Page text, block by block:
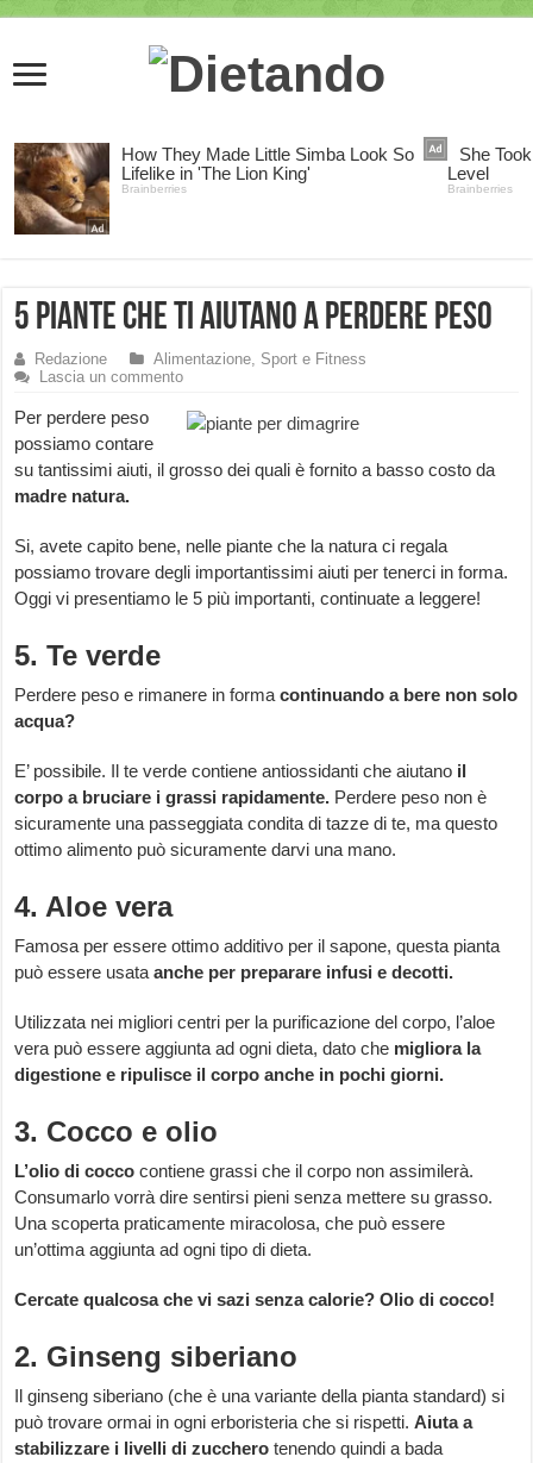
5 piante che ti aiutano a perdere peso
Redazione
Alimentazione, Sport e Fitness
Lascia un commento
Per perdere peso
possiamo contare
su tantissimi aiuti, il grosso dei quali è fornito a basso costo da
madre natura.
Si, avete capito bene, nelle piante che la natura ci regala
possiamo trovare degli importantissimi aiuti per tenerci in forma.
Oggi vi presentiamo le 5 più importanti, continuate a leggere!
5. Te verde
Perdere peso e rimanere in formacontinuando a bere non solo
acqua?
E’ possibile. Il te verde contiene antiossidanti che aiutano il
corpo a bruciare i grassi rapidamente. Perdere peso non è
sicuramente una passeggiata condita di tazze di te, ma questo
ottimo alimento può sicuramente darvi una mano.
4. Aloe vera
Famosa per essere ottimo additivo per il sapone, questa pianta
può essere usataanche per preparare infusi e decotti.
Utilizzata nei migliori centri per la purificazione del corpo, l’aloe
vera può essere aggiunta ad ogni dieta, dato che migliora la
digestione e ripulisce il corpo anche in pochi giorni.
3. Cocco e olio
L’olio di coccocontiene grassi che il corpo non assimilerà.
Consumarlo vorrà dire sentirsi pieni senza mettere su grasso.
Una scoperta praticamente miracolosa, che può essere
un’ottima aggiunta ad ogni tipo di dieta.
Cercate qualcosa che vi sazi senza calorie? Olio di cocco!
2. Ginseng siberiano
Il ginseng siberiano (che è una variante della pianta standard) si
può trovare ormai in ogni erboristeria che si rispetti.Aiuta a
stabilizzare i livelli di zuccherotenendo quindi a bada